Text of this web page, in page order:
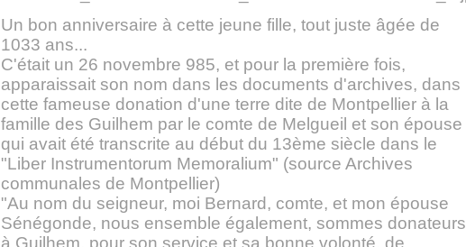
Un bon anniversaire à cette jeune fille, tout juste âgée de
1033 ans...
C'était un 26 novembre 985, et pour la première fois,
apparaissait son nom dans les documents d'archives, dans
cette fameuse donation d'une terre dite de Montpellier à la
famille des Guilhem par le comte de Melgueil et son épouse
qui avait été transcrite au début du 13ème siècle dans le
"Liber Instrumentorum Memoralium" (source Archives
communales de Montpellier)
"Au nom du seigneur, moi Bernard, comte, et mon épouse
Sénégonde, nous ensemble également, sommes donateurs